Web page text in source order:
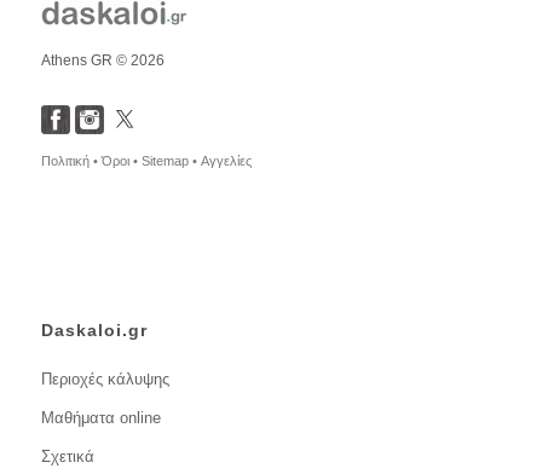
Athens GR © 2026
Πολιτική •Όροι • Sitemap • Αγγελίες
Daskaloi.gr
Περιοχές κάλυψης
Μαθήματα online
Σχετικά